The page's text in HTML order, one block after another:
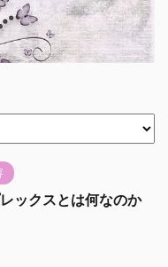
ックスとは何なのか